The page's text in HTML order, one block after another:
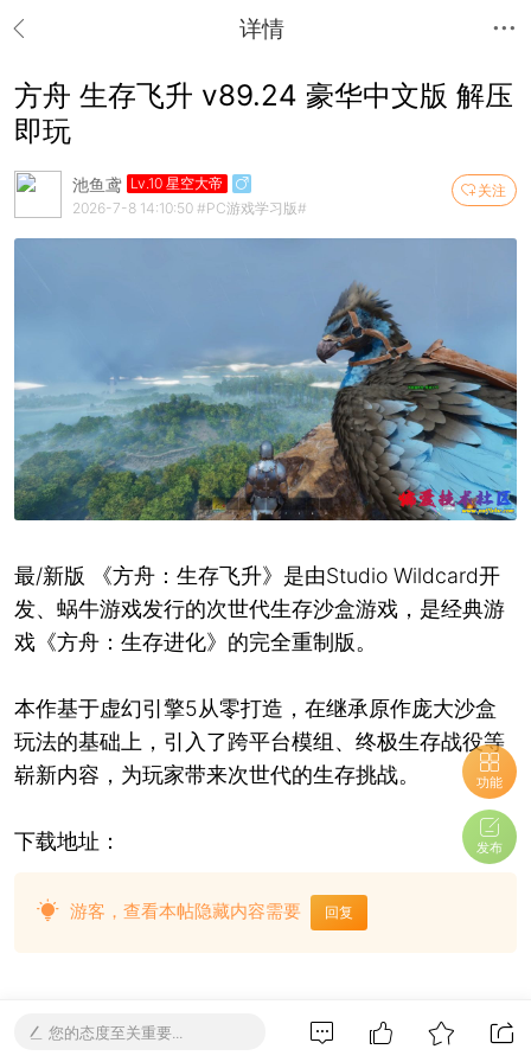
详情
方舟 生存飞升 v89.24 豪华中文版 解压
即玩
关注
池鱼鸢 Lv.10 星空大帝
2026-7-8 14:10:50 #PC游戏学习版#
最/新版 《方舟：生存飞升》是由Studio Wildcard开
发、蜗牛游戏发行的次世代生存沙盒游戏，是经典游
戏《方舟：生存进化》的完全重制版。
本作基于虚幻引擎5从零打造，在继承原作庞大沙盒
玩法的基础上，引入了跨平台模组、终极生存战役等
崭新内容，为玩家带来次世代的生存挑战。
下载地址：
游客，查看本帖隐藏内容需要 回复
您的态度至关重要...
功能
发布